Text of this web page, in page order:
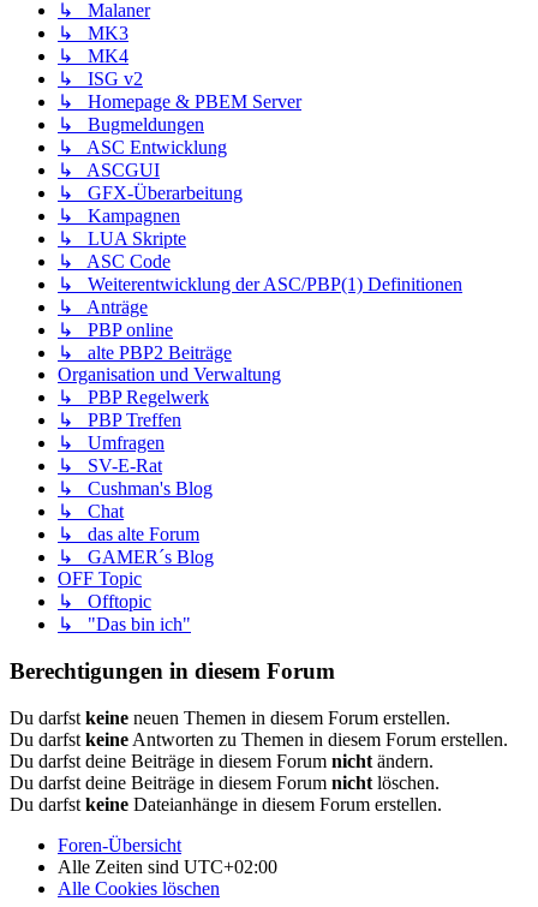
↳ Malaner
↳ MK3
↳ MK4
↳ ISG v2
↳ Homepage & PBEM Server
↳ Bugmeldungen
↳ ASC Entwicklung
↳ ASCGUI
↳ GFX-Überarbeitung
↳ Kampagnen
↳ LUA Skripte
↳ ASC Code
↳ Weiterentwicklung der ASC/PBP(1) Definitionen
↳ Anträge
↳ PBP online
↳ alte PBP2 Beiträge
Organisation und Verwaltung
↳ PBP Regelwerk
↳ PBP Treffen
↳ Umfragen
↳ SV-E-Rat
↳ Cushman's Blog
↳ Chat
↳ das alte Forum
↳ GAMER´s Blog
OFF Topic
↳ Offtopic
↳ "Das bin ich"
Berechtigungen in diesem Forum
Du darfst keine neuen Themen in diesem Forum erstellen.
Du darfst keine Antworten zu Themen in diesem Forum erstellen.
Du darfst deine Beiträge in diesem Forum nicht ändern.
Du darfst deine Beiträge in diesem Forum nicht löschen.
Du darfst keine Dateianhänge in diesem Forum erstellen.
Foren-Übersicht
Alle Zeiten sind UTC+02:00
Alle Cookies löschen